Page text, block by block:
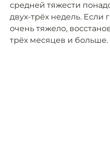
средней тяжести
двух-трёх недель. Если
очень тяжело,
трёх месяцев и больше.